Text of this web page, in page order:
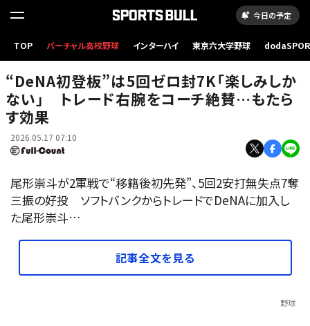
今日の予定
TOP バーチャル高校野球 インターハイ 東京六大学野球
DeNA・尾形崇斗【写真：町田利衣】
“DeNA初登板”は5回ゼロ封7K「楽しみしか
ない」 トレード右腕をコーチ絶賛…もたら
す効果
2026.05.17 07:10
尾形崇斗が2軍戦で“移籍後初先発”、5回2安打無失点7奪
三振の好投 ソフトバンクからトレードでDeNAに加入し
た尾形崇斗…
記事全文を見る
野球